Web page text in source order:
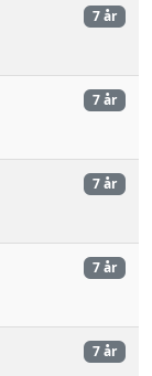
7 år
7 år
7 år
7 år
7 år